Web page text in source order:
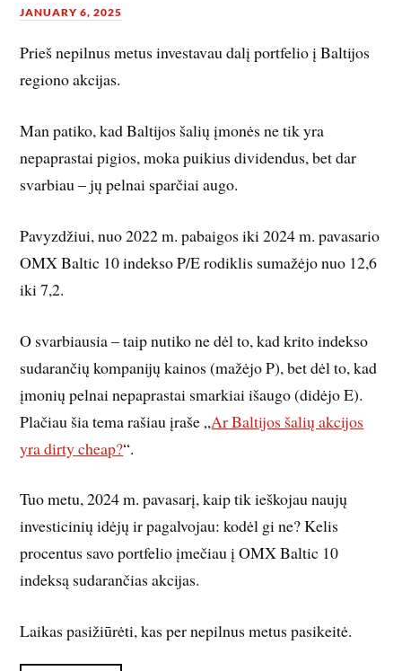
JANUARY 6, 2025
Prieš nepilnus metus investavau dalį portfelio į Baltijos
regiono akcijas.
Man patiko, kad Baltijos šalių įmonės ne tik yra
nepaprastai pigios, moka puikius dividendus, bet dar
svarbiau – jų pelnai sparčiai augo.
Pavyzdžiui, nuo 2022 m. pabaigos iki 2024 m. pavasario
OMX Baltic 10 indekso P/E rodiklis sumažėjo nuo 12,6
iki 7,2.
O svarbiausia – taip nutiko ne dėl to, kad krito indekso
sudarančių kompanijų kainos (mažėjo P), bet dėl to, kad
įmonių pelnai nepaprastai smarkiai išaugo (didėjo E).
Plačiau šia tema rašiau įraše „Ar Baltijos šalių akcijos
yra dirty cheap?“.
Tuo metu, 2024 m. pavasarį, kaip tik ieškojau naujų
investicinių idėjų ir pagalvojau: kodėl gi ne? Kelis
procentus savo portfelio įmečiau į OMX Baltic 10
indeksą sudarančias akcijas.
Laikas pasižiūrėti, kas per nepilnus metus pasikeitė.